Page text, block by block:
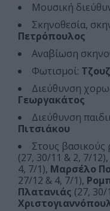
Μουσική
Σκηνοθεσία,
Πετρόπουλος
Αναβίωση
Φωτισμοί:
Διεύθυνση
Γεωργακάτος
Διεύθυνση
Πιτσιάκου
Στους βασικούς
(27, 30/11 & 2, 7/12),
4, 7/1), Μαρσέλο
27/12 & 4, 7/1),
Πλατανιάς (27, 30/